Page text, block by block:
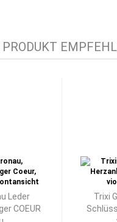
Leder
COEUR
Trixi